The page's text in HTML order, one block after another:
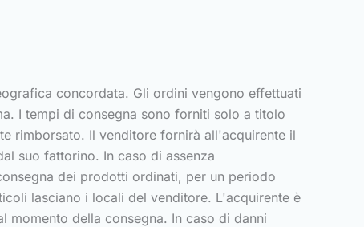
concordata. Gli ordini vengono effettuati
I tempi di consegna sono forniti solo a titolo
rimborsato. Il venditore fornirà all'acquirente il
suo fattorino. In caso di assenza
dei prodotti ordinati, per un periodo
lasciano i locali del venditore. L'acquirente è
della consegna. In caso di danni